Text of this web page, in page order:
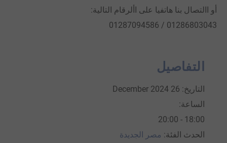
أو االتصال بنا هاتفيا على األرقام التالية:
01286803043 / 01287094586
التفاصيل
التاريخ: 26 December 2024
الساعة:
18:00 - 20:00
الحدث الفئة: مصر الجديدة